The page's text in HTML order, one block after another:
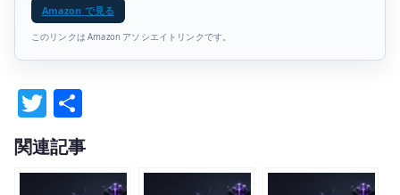
Amazon で見る
このリンクは Amazon アソシエイトリンクです。
T
w
it
有
関連記事